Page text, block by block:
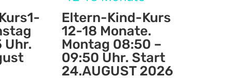
Uhr.
Eltern-Kind-Kurs
12-18 Monate.
Montag 08:50 –
09:50 Uhr. Start
24.AUGUST 2026